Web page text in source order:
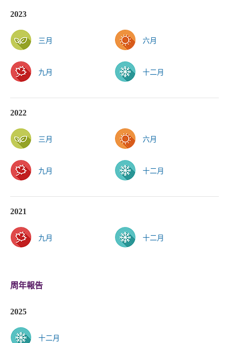
2023
三月 六月
九月 十二月
2022
三月 六月
九月 十二月
2021
九月 十二月
周年報告
2025
十二月